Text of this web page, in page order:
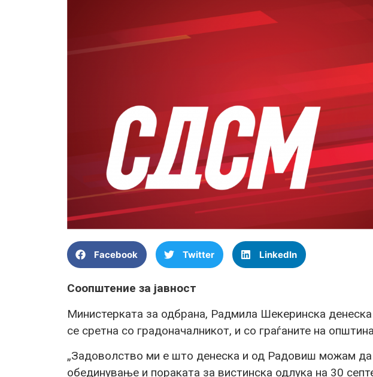
Facebook Twitter LinkedIn
Соопштение за јавност
Министерката за одбрана, Радмила Шекеринска
се сретна со градоначалникот, и со граѓаните на
„Задоволство ми е што денеска и од Радовиш можам да
обединување и пораката за вистинска одлука на 30